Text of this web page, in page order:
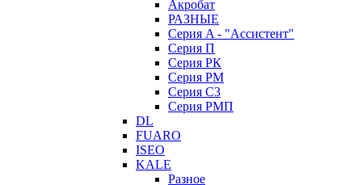
Акробат
РАЗНЫЕ
Серия A - "Ассистент"
Серия П
Серия РК
Серия РМ
Серия С3
Серия РМП
DL
FUARO
ISEO
KALE
Разное